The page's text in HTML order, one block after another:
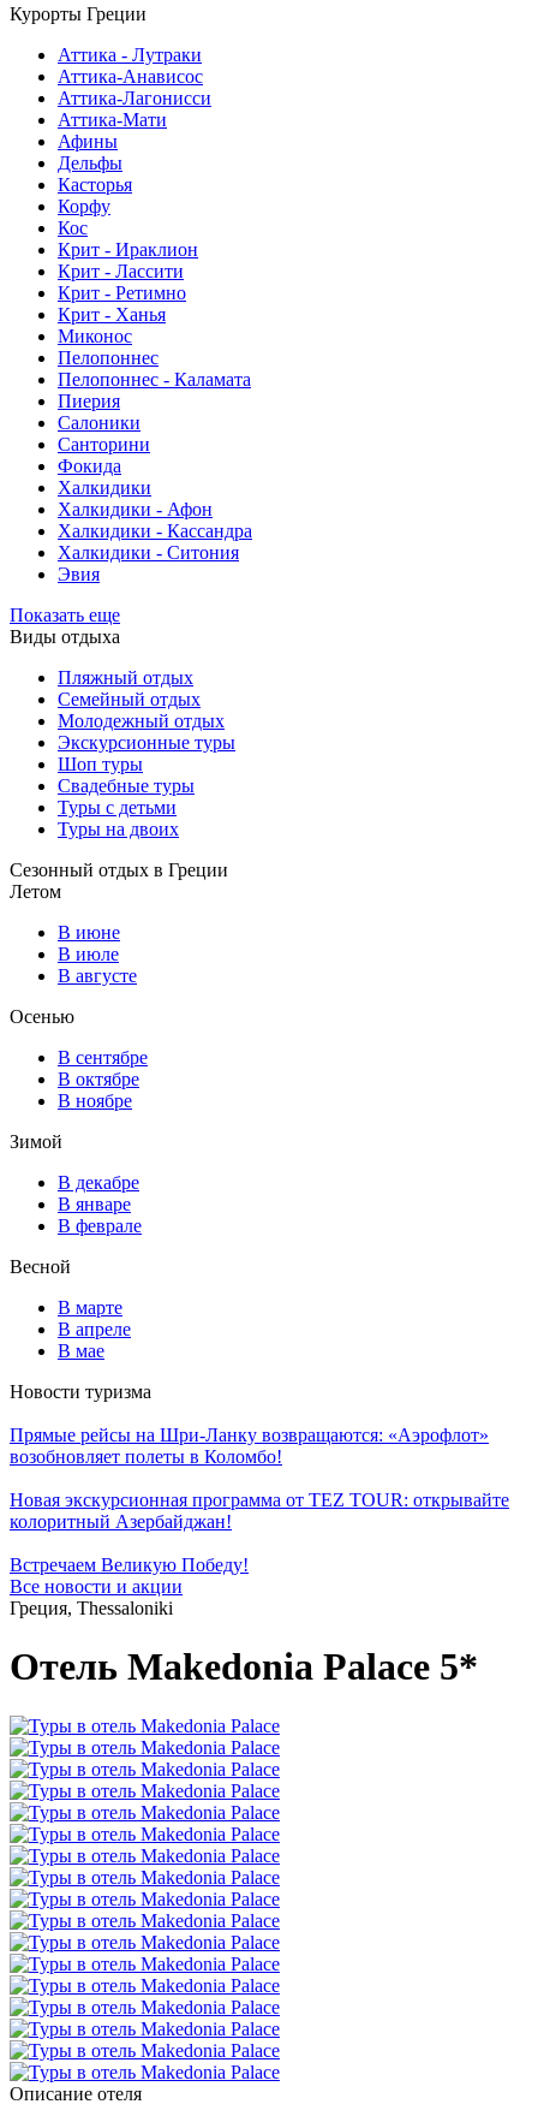
Курорты Греции
Аттика - Лутраки
Аттика-Анависос
Аттика-Лагонисси
Аттика-Мати
Афины
Дельфы
Касторья
Корфу
Кос
Крит - Ираклион
Крит - Лассити
Крит - Ретимно
Крит - Ханья
Миконос
Пелопоннес
Пелопоннес - Каламата
Пиерия
Салоники
Санторини
Фокида
Халкидики
Халкидики - Афон
Халкидики - Кассандра
Халкидики - Ситония
Эвия
Показать еще
Виды отдыха
Пляжный отдых
Семейный отдых
Молодежный отдых
Экскурсионные туры
Шоп туры
Свадебные туры
Туры с детьми
Туры на двоих
Сезонный отдых в Греции
Летом
В июне
В июле
В августе
Осенью
В сентябре
В октябре
В ноябре
Зимой
В декабре
В январе
В феврале
Весной
В марте
В апреле
В мае
Новости туризма
Прямые рейсы на Шри-Ланку возвращаются: «Аэрофлот»
возобновляет полеты в Коломбо!
Новая экскурсионная программа от TEZ TOUR: открывайте
колоритный Азербайджан!
Встречаем Великую Победу!
Все новости и акции
Греция, Thessaloniki
Отель Makedonia Palace 5*
Описание отеля